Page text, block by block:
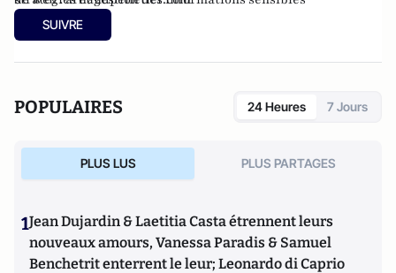
d'entreprises.
SUIVRE
POPULAIRES 24 Heures 7 Jours
PLUS LUS PLUS PARTAGES
1Jean Dujardin & Laetitia Casta étrennent leurs
nouveaux amours, Vanessa Paradis & Samuel
Benchetrit enterrent le leur; Leonardo di Caprio